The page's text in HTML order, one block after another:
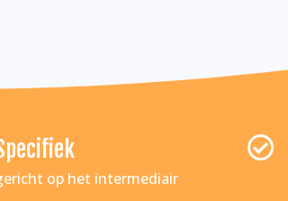
op het intermediair